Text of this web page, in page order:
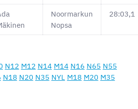
Noormarkun
Nopsa
28:03,1
N12 M12 N14 M14 N16 N65 N55
N18 N20 N35 NYL M18 M20 M35